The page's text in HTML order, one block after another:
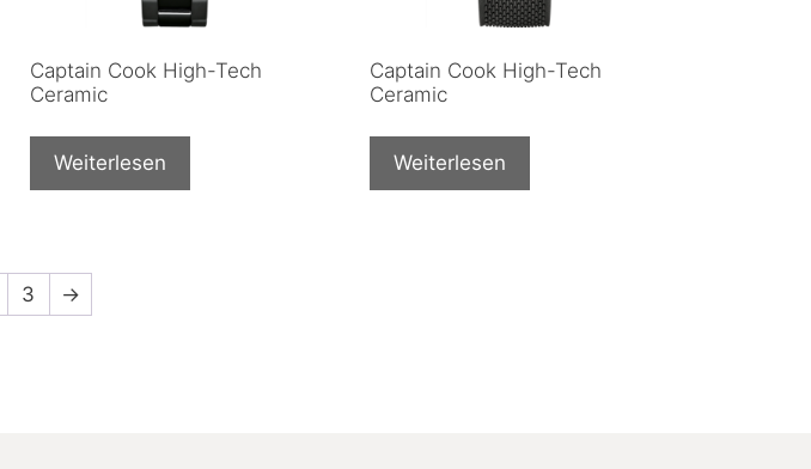
Captain Cook High-Tech
Ceramic
Weiterlesen
Captain Cook High-Tech
Ceramic
Weiterlesen
3 →